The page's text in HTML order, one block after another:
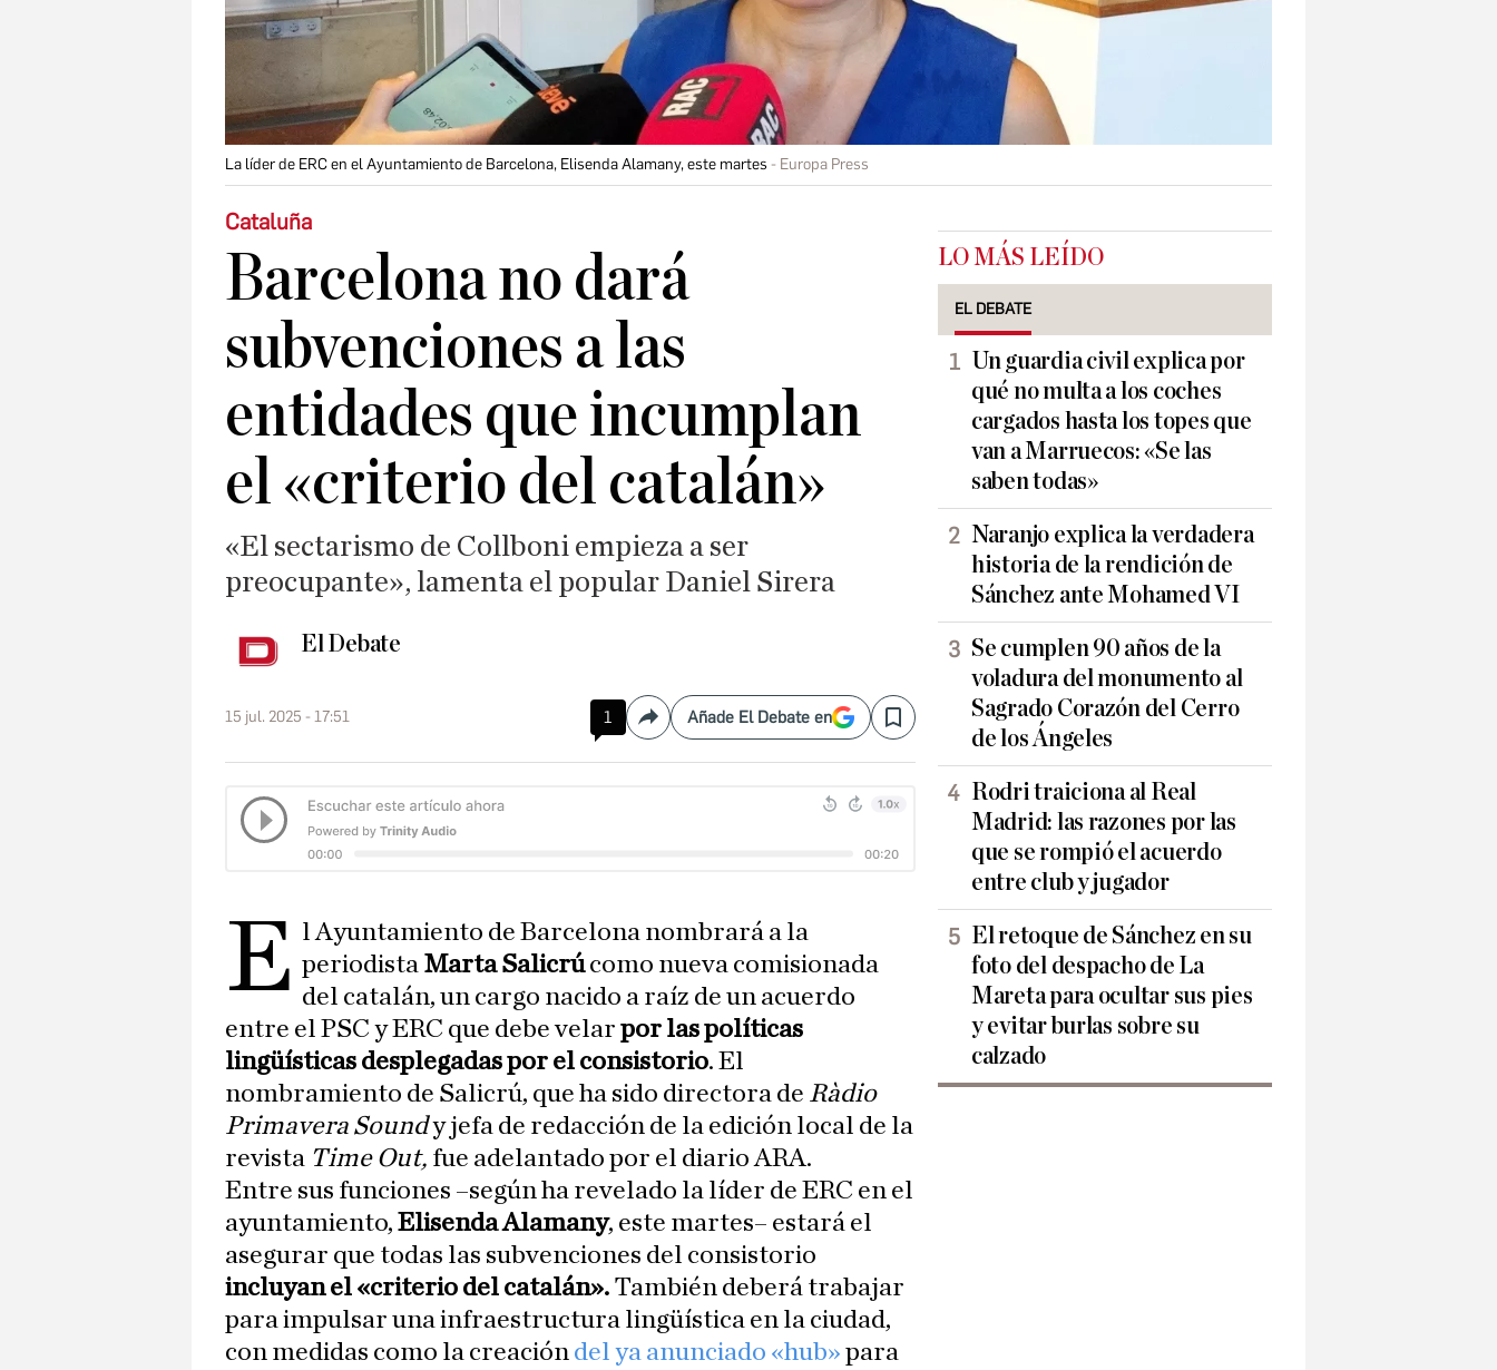
La líder de ERC en el Ayuntamiento de Barcelona, Elisenda Alamany, este martes Europa Press
Cataluña
Barcelona no dará
subvenciones a las
entidades que incumplan
el «criterio del catalán»
«El sectarismo de Collboni empieza a ser
preocupante», lamenta el popular Daniel Sirera
El Debate
15 jul. 2025 - 17:51 1 CompartirAñade El Debate en Save
E l Ayuntamiento de Barcelona nombrará a la
periodista Marta Salicrúcomo nueva comisionada
del catalán, un cargo nacido a raíz de un acuerdo
entre el PSC y ERC que debe velar por las políticas
lingüísticas desplegadas por el consistorio. El
nombramiento de Salicrú, que ha sido directora de Ràdio
Primavera Soundy jefa de redacción de la edición local de la
revista Time Out, fue adelantado por el diario ARA.
Entre sus funciones –según ha revelado la líder de ERC en el
ayuntamiento, Elisenda Alamany, este martes– estará el
asegurar que todas las subvenciones del consistorio
incluyan el «criterio del catalán». También deberá trabajar
para impulsar una infraestructura lingüística en la ciudad,
con medidas como la creación del ya anunciado «hub» para
LO MÁS LEÍDO
EL DEBATE
Un guardia civil explica por
qué no multa a los coches
cargados hasta los topes que
van a Marruecos: «Se las
saben todas»
Naranjo explica la verdadera
historia de la rendición de
Sánchez ante Mohamed VI
Se cumplen 90 años de la
voladura del monumento al
Sagrado Corazón del Cerro
de los Ángeles
Rodri traiciona al Real
Madrid: las razones por las
que se rompió el acuerdo
entre club y jugador
El retoque de Sánchez en su
foto del despacho de La
Mareta para ocultar sus pies
y evitar burlas sobre su
calzado